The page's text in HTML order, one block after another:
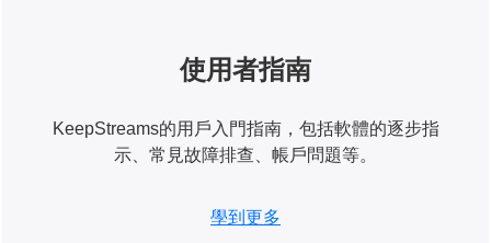
使用者指南
KeepStreams的用戶入門指南，包括軟體的逐步指
示、常見故障排查、帳戶問題等。
學到更多